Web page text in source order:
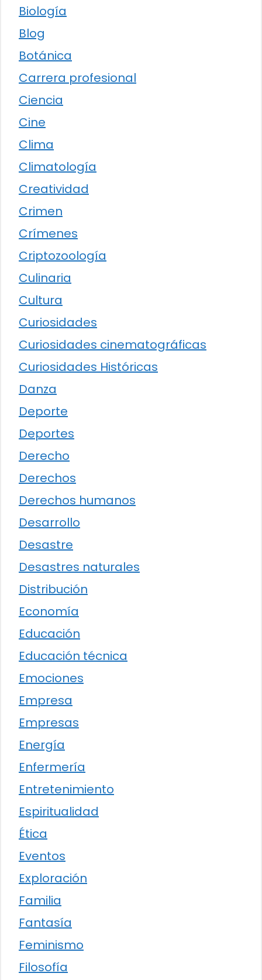
Biología
Blog
Botánica
Carrera profesional
Ciencia
Cine
Clima
Climatología
Creatividad
Crimen
Crímenes
Criptozoología
Culinaria
Cultura
Curiosidades
Curiosidades cinematográficas
Curiosidades Históricas
Danza
Deporte
Deportes
Derecho
Derechos
Derechos humanos
Desarrollo
Desastre
Desastres naturales
Distribución
Economía
Educación
Educación técnica
Emociones
Empresa
Empresas
Energía
Enfermería
Entretenimiento
Espiritualidad
Ética
Eventos
Exploración
Familia
Fantasía
Feminismo
Filosofía